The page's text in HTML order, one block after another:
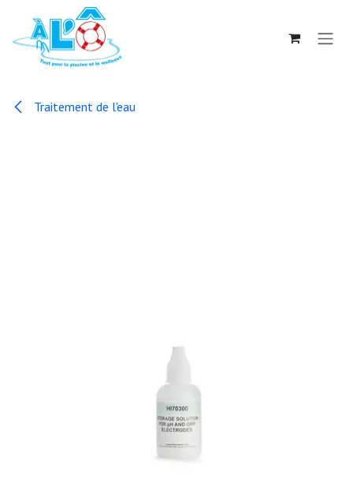
Se rendre au contenu
Traitement de l'eau